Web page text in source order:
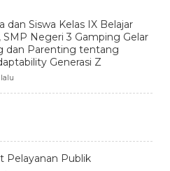
dan Siswa Kelas IX Belajar
SMP Negeri 3 Gamping Gelar
dan Parenting tentang
Generasi Z
Pelayanan Publik